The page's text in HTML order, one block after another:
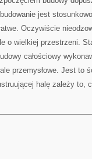
jest
Oczywiście
o wielkiej przestrzeni.
całościowy
przemysłowe. Jest to
halę zależy to,